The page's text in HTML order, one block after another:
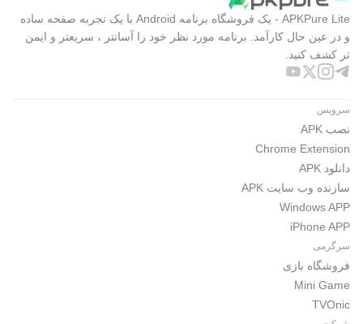
APKPure Lite - یک فروشگاه برنامه Android با یک تجربه صفحه ساده
و در عین حال کارآمد. برنامه مورد نظر خود را آسانتر ، سریعتر و ایمن
تر کشف کنید.
سرویس
نصب APK
Chrome Extension
دانلود APK
سازنده وب سایت APK
Windows APP
iPhone APP
سرگرمی
فروشگاه بازی
Mini Game
TVOnic